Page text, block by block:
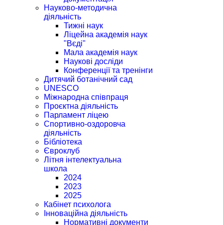
Науково-методична
діяльність
Тижні наук
Ліцейна академія наук
"Вєді"
Мала академія наук
Наукові досліди
Конференції та тренінги
Дитячий ботанічний сад
UNESCO
Міжнародна співпраця
Проєктна діяльність
Парламент ліцею
Спортивно-оздоровча
діяльність
Бібліотека
Євроклуб
Літня інтелектуальна
школа
2024
2023
2025
Кабінет психолога
Інноваційна діяльність
Нормативні документи